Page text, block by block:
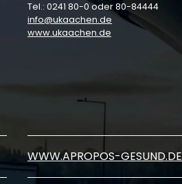
Tel.: 0241 80-0 oder 80-84444
info
ukaachen de
www.ukaachen.de
WWW.APROPOS-GESUND.DE